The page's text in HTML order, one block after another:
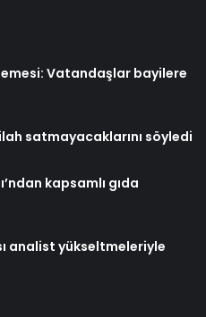
Vatandaşlar bayilere
satmayacaklarını söyledi
kapsamlı gıda
analist yükseltmeleriyle